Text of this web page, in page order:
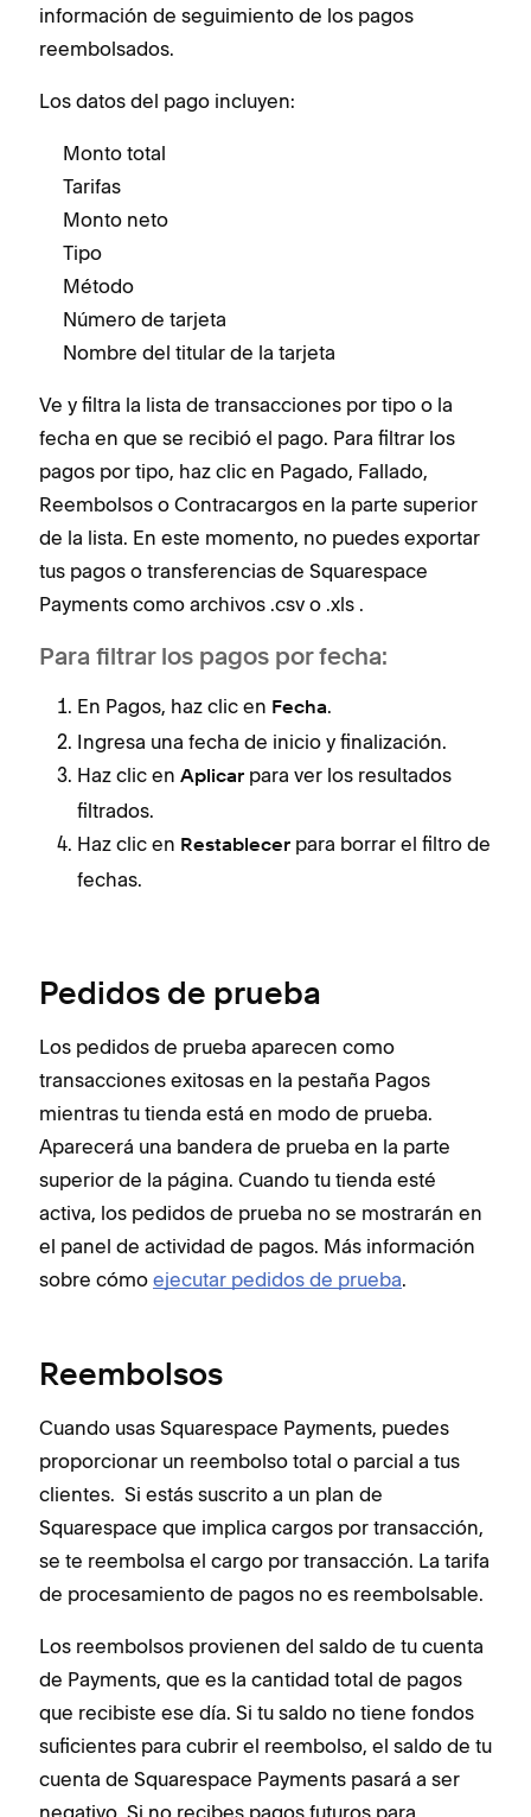
información de seguimiento de los pagos
reembolsados.
Los datos del pago incluyen:
Monto total
Tarifas
Monto neto
Tipo
Método
Número de tarjeta
Nombre del titular de la tarjeta
Ve y filtra la lista de transacciones por tipo o la
fecha en que se recibió el pago. Para filtrar los
pagos por tipo, ‌haz clic en Pagado, Fallado,
Reembolsos o Contracargos en la parte superior
de la lista. En este momento, no puedes exportar
tus pagos o transferencias de Squarespace
Payments como archivos .csv o .xls .
Para filtrar los pagos por fecha:
En Pagos, haz clic en Fecha.
Ingresa una fecha de inicio y finalización.
Haz clic en Aplicar para ver los resultados
filtrados.
Haz clic en Restablecer para borrar el filtro de
fechas.
Pedidos de prueba
Los pedidos de prueba aparecen como
transacciones exitosas en la pestaña Pagos
mientras tu tienda está en modo de prueba.
Aparecerá una bandera de prueba en la parte
superior de la página. Cuando tu tienda esté
activa, los pedidos de prueba no se mostrarán en
el panel de actividad de pagos. Más información
sobre cómo ejecutar pedidos de prueba.
Reembolsos
Cuando usas Squarespace Payments, puedes
proporcionar un reembolso total o parcial a tus
clientes. Si estás suscrito a un plan de
Squarespace que implica cargos por transacción,
se te reembolsa el cargo por transacción. La tarifa
de procesamiento de pagos no es reembolsable.
Los reembolsos provienen del saldo de tu cuenta
de Payments, que es la cantidad total de pagos
que recibiste ese día. Si tu saldo no tiene fondos
suficientes para cubrir el reembolso, el saldo de tu
cuenta de Squarespace Payments pasará a ser
negativo. Si no recibes pagos futuros para